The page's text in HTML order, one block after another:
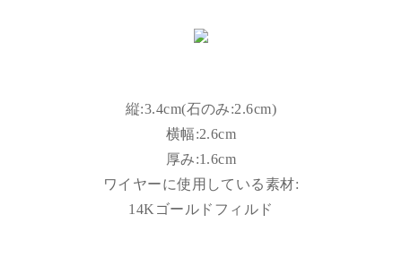
縦:3.4cm(石のみ:2.6cm)
横幅:2.6cm
厚み:1.6cm
ワイヤーに使用している素材:
14Kゴールドフィルド